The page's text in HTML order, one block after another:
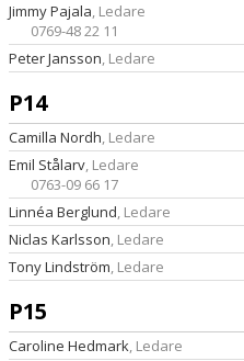
Jimmy Pajala, Ledare
0769-48 22 11
Peter Jansson, Ledare
P14
Camilla Nordh, Ledare
Emil Stålarv, Ledare
0763-09 66 17
Linnéa Berglund, Ledare
Niclas Karlsson, Ledare
Tony Lindström, Ledare
P15
Caroline Hedmark, Ledare